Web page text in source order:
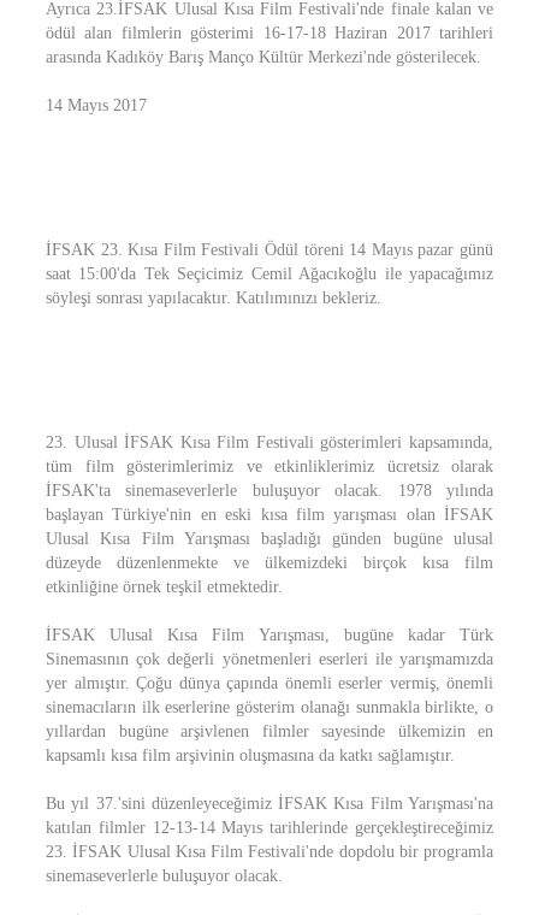
Ayrıca 23.İFSAK Ulusal Kısa Film Festivali'nde finale kalan ve
ödül alan filmlerin gösterimi 16-17-18 Haziran 2017 tarihleri
arasında Kadıköy Barış Manço Kültür Merkezi'nde gösterilecek.
14 Mayıs 2017
İFSAK 23. Kısa Film Festivali Ödül töreni 14 Mayıs pazar günü
saat 15:00'da Tek Seçicimiz Cemil Ağacıkoğlu ile yapacağımız
söyleşi sonrası yapılacaktır. Katılımınızı bekleriz.
23. Ulusal İFSAK Kısa Film Festivali gösterimleri kapsamında,
tüm film gösterimlerimiz ve etkinliklerimiz ücretsiz olarak
İFSAK'ta sinemaseverlerle buluşuyor olacak. 1978 yılında
başlayan Türkiye'nin en eski kısa film yarışması olan İFSAK
Ulusal Kısa Film Yarışması başladığı günden bugüne ulusal
düzeyde düzenlenmekte ve ülkemizdeki birçok kısa film
etkinliğine örnek teşkil etmektedir.
İFSAK Ulusal Kısa Film Yarışması, bugüne kadar Türk
Sinemasının çok değerli yönetmenleri eserleri ile yarışmamızda
yer almıştır. Çoğu dünya çapında önemli eserler vermiş, önemli
sinemacıların ilk eserlerine gösterim olanağı sunmakla birlikte, o
yıllardan bugüne arşivlenen filmler sayesinde ülkemizin en
kapsamlı kısa film arşivinin oluşmasına da katkı sağlamıştır.
Bu yıl 37.'sini düzenleyeceğimiz İFSAK Kısa Film Yarışması'na
katılan filmler 12-13-14 Mayıs tarihlerinde gerçekleştireceğimiz
23. İFSAK Ulusal Kısa Film Festivali'nde dopdolu bir programla
sinemaseverlerle buluşuyor olacak.